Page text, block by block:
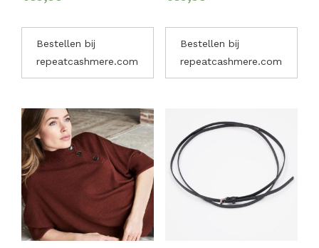
Bestellen bij
repeatcashmere.com
Bestellen bij
repeatcashmere.com